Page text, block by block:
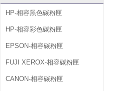
HP-相容黑色碳粉匣
HP-相容彩色碳粉匣
EPSON-相容碳粉匣
FUJI XEROX-相容碳粉匣
CANON-相容碳粉匣